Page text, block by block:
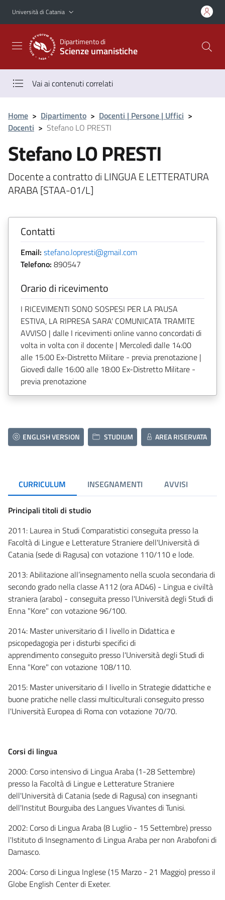
Vai al contenuto principale
Vai al menu di navigazione
Università di Catania
Dipartimento di
Scienze umanistiche
Vai ai contenuti correlati
Home > Dipartimento > Docenti | Persone | Uffici >
Docenti > Stefano LO PRESTI
Stefano LO PRESTI
Docente a contratto di LINGUA E LETTERATURA
ARABA [STAA-01/L]
Contatti
Email: stefano.lopresti@gmail.com
Telefono: 890547
Orario di ricevimento
I RICEVIMENTI SONO SOSPESI PER LA PAUSA
ESTIVA, LA RIPRESA SARA' COMUNICATA TRAMITE
AVVISO | dalle I ricevimenti online vanno concordati di
volta in volta con il docente | Mercoledì dalle 14:00
alle 15:00 Ex-Distretto Militare - previa prenotazione |
Giovedì dalle 16:00 alle 18:00 Ex-Distretto Militare -
previa prenotazione
ENGLISH VERSION STUDIUM AREA RISERVATA
CURRICULUM INSEGNAMENTI AVVISI
Principali titoli di studio
2011: Laurea in Studi Comparatistici conseguita presso la
Facoltà di Lingue e Letterature Straniere dell'Università di
Catania (sede di Ragusa) con votazione 110/110 e lode.
2013: Abilitazione all’insegnamento nella scuola secondaria di
secondo grado nella classe A112 (ora AD46) - Lingua e civiltà
straniera (arabo) - conseguita presso l'Università degli Studi di
Enna "Kore" con votazione 96/100.
2014: Master universitario di I livello in Didattica e
psicopedagogia per i disturbi specifici di
apprendimento conseguito presso l'Università degli Studi di
Enna "Kore" con votazione 108/110.
2015: Master universitario di I livello in Strategie didattiche e
buone pratiche nelle classi multiculturali conseguito presso
l'Università Europea di Roma con votazione 70/70.
Corsi di lingua
2000: Corso intensivo di Lingua Araba (1-28 Settembre)
presso la Facoltà di Lingue e Letterature Straniere
dell'Università di Catania (sede di Ragusa) con insegnanti
dell'Institut Bourguiba des Langues Vivantes di Tunisi.
2002: Corso di Lingua Araba (8 Luglio - 15 Settembre) presso
l'Istituto di Insegnamento di Lingua Araba per non Arabofoni di
Damasco.
2004: Corso di Lingua Inglese (15 Marzo - 21 Maggio) presso il
Globe English Center di Exeter.